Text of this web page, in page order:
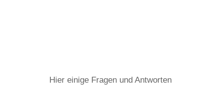
Hier einige Fragen und Antworten